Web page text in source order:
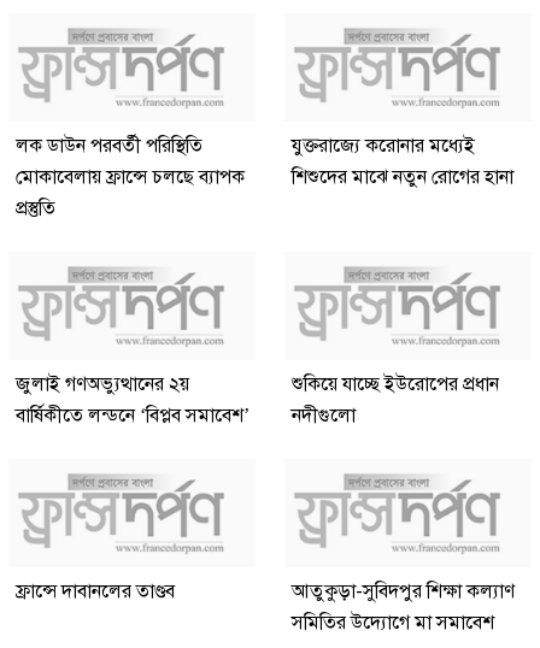
লক ডাউন পরবর্তী পরিস্থিতি
মোকাবেলায় ফ্রান্সে চলছে ব্যাপক
প্রস্তুতি
যুক্তরাজ্যে করোনার মধ্যেই
শিশুদের মাঝে নতুন রোগের হানা
জুলাই গণঅভ্যুত্থানের ২য়
বার্ষিকীতে লন্ডনে ‘বিপ্লব সমাবেশ’
শুকিয়ে যাচ্ছে ইউরোপের প্রধান
নদীগুলো
ফ্রান্সে দাবানলের তাণ্ডব
আতুকুড়া-সুবিদপুর শিক্ষা কল্যাণ
সমিতির উদ্যোগে মা সমাবেশ